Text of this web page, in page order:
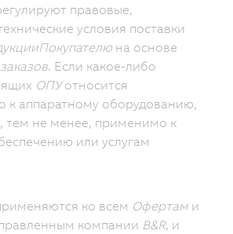
правовые,
условия поставки
Покупателю на основе
. Если какое-либо
ОПУотносится
к аппаратному оборудованию,
тем не менее, применимо к
или услугам
ко всем Офертам и
компании B&R, и